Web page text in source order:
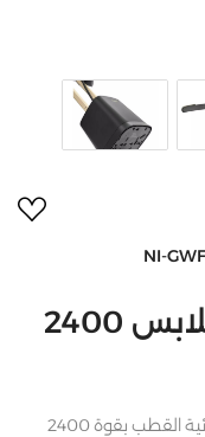
NI-
باناسونيك كاوية بخار ملابس 2400
كاوية بخار للملابس من باناسونيك بريميوم ثنائية القطب بقوة 2400